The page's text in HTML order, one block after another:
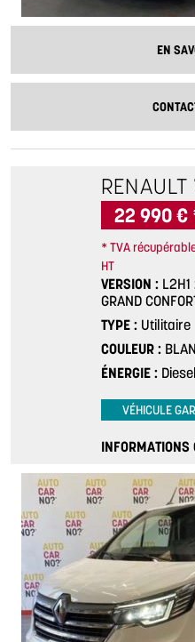
EN
RENAULT
22 990 €
* TVA
HT
VERSION
L2H1
GRAND
TYPE
Utilitaire
COULEUR
ÉNERGIE
Diesel
VÉHICULE
INFORMATIONS